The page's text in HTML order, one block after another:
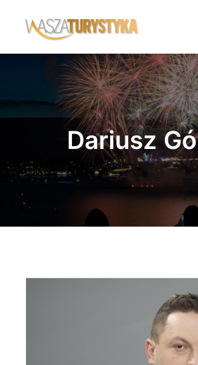
Księga wspomnień
Biura podróży
Noclegi
Polska
Świat
Wasze Podróże
Dariusz